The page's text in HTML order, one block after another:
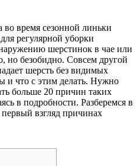
время сезонной линьки
регулярной уборки
шерстинок в чае или
но безобидно. Совсем другой
шерсть без видимых
и что с этим делать. Нужно
больше 20 причин таких
в подробности. Разберемся в
взгляд причинах